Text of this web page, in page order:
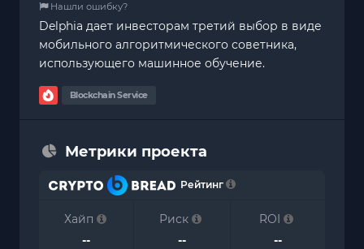
Нашли ошибку?
Delphia дает инвесторам третий выбор в виде
мобильного алгоритмического советника,
использующего машинное обучение.
Blockchain Service
Метрики проекта
Рейтинг
Хайп
--
Риск
--
ROI
--